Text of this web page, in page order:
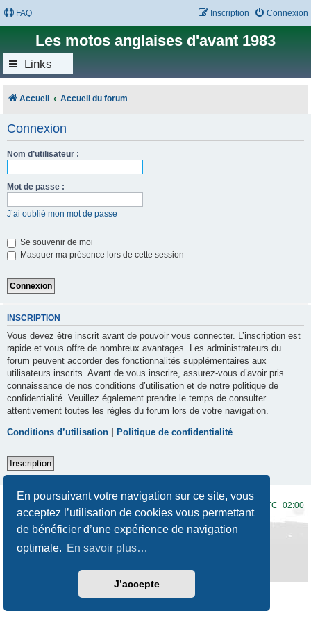
En poursuivant votre navigation sur ce site, vous
acceptez l’utilisation de cookies vous permettant
de bénéficier d’une expérience de navigation
optimale. En savoir plus…
J’accepte
FAQ Connexion
Inscription
Les motos anglaises d'avant 1983
Links
Accueil Accueil du forum
Connexion
Nom d’utilisateur :
Mot de passe :
J’ai oublié mon mot de passe
Se souvenir de moi
Masquer ma présence lors de cette session
INSCRIPTION
Vous devez être inscrit avant de pouvoir vous connecter. L’inscription est
rapide et vous offre de nombreux avantages. Les administrateurs du
forum peuvent accorder des fonctionnalités supplémentaires aux
utilisateurs inscrits. Avant de vous inscrire, assurez-vous d’avoir pris
connaissance de nos conditions d’utilisation et de notre politique de
confidentialité. Veuillez également prendre le temps de consulter
attentivement toutes les règles du forum lors de votre navigation.
Conditions d’utilisation Politique de confidentialité
Inscription
UTC+02:00
Développé par phpBB® Forum Software © phpBB Limited
Traduction française officielle
Prosilver New Edition
Confidentialité|Conditions